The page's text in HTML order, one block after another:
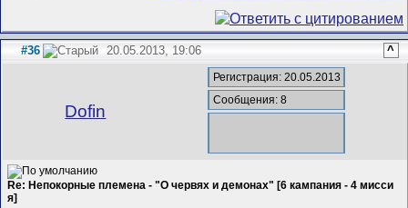
#36 20.05.2013, 19:06 ^
Dofin
Регистрация: 20.05.2013
Сообщения: 8
Re: Непокорные племена - "О червях и демонах" [6 кампания - 4 мисси
я]